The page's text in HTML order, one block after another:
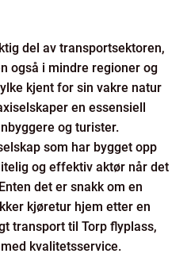
del av transportsektoren,
også i mindre regioner og
kjent for sin vakre natur
en essensiell
og turister.
som har bygget opp
og effektiv aktør når det
det er snakk om en
kjøretur hjem etter en
transport til Torp flyplass,
kvalitetsservice.